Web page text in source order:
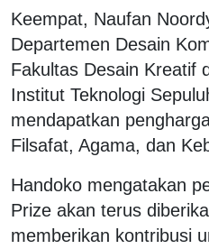
Keempat, Naufan
Departemen Desain
Fakultas Desain Kreatif
Institut Teknologi
mendapatkan
Filsafat, Agama, dan
Handoko mengatakan
Prize akan terus
memberikan kontribusi